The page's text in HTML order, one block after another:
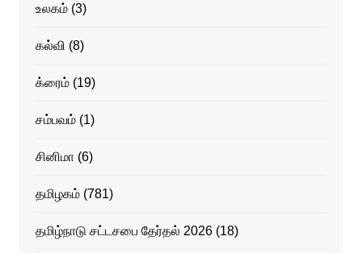
உலகம்(3)
கல்வி (8)
க்ரைம்(19)
சம்பவம்(1)
சினிமா(6)
தமிழகம்(781)
தமிழ்நாடு சட்டசபை தேர்தல் 2026(18)